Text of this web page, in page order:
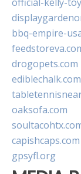
bbq-empire-
drogopets.com
ediblechalk.com
oaksofa.com
capishcaps.com
gpsyfl.org